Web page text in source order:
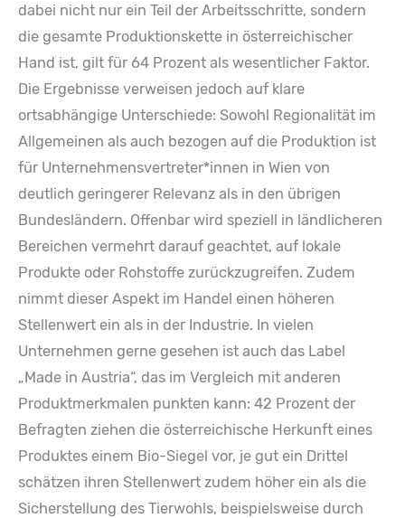
dabei nicht nur ein Teil der Arbeitsschritte, sondern
die gesamte Produktionskette in österreichischer
Hand ist, gilt für 64 Prozent als wesentlicher Faktor.
Die Ergebnisse verweisen jedoch auf klare
ortsabhängige Unterschiede: Sowohl Regionalität im
Allgemeinen als auch bezogen auf die Produktion ist
für Unternehmensvertreter*innen in Wien von
deutlich geringerer Relevanz als in den übrigen
Bundesländern. Offenbar wird speziell in ländlicheren
Bereichen vermehrt darauf geachtet, auf lokale
Produkte oder Rohstoffe zurückzugreifen. Zudem
nimmt dieser Aspekt im Handel einen höheren
Stellenwert ein als in der Industrie. In vielen
Unternehmen gerne gesehen ist auch das Label
„Made in Austria“, das im Vergleich mit anderen
Produktmerkmalen punkten kann: 42 Prozent der
Befragten ziehen die österreichische Herkunft eines
Produktes einem Bio-Siegel vor, je gut ein Drittel
schätzen ihren Stellenwert zudem höher ein als die
Sicherstellung des Tierwohls, beispielsweise durch